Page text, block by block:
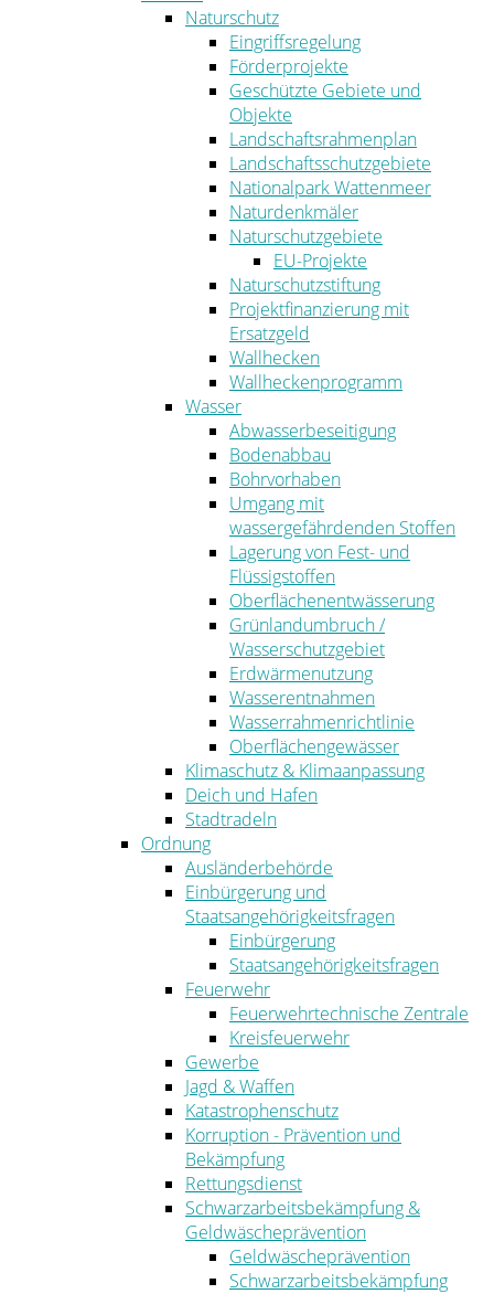
Naturschutz
Eingriffsregelung
Förderprojekte
Geschützte Gebiete und
Objekte
Landschaftsrahmenplan
Landschaftsschutzgebiete
Nationalpark Wattenmeer
Naturdenkmäler
Naturschutzgebiete
EU-Projekte
Naturschutzstiftung
Projektfinanzierung mit
Ersatzgeld
Wallhecken
Wallheckenprogramm
Wasser
Abwasserbeseitigung
Bodenabbau
Bohrvorhaben
Umgang mit
wassergefährdenden Stoffen
Lagerung von Fest- und
Flüssigstoffen
Oberflächenentwässerung
Grünlandumbruch /
Wasserschutzgebiet
Erdwärmenutzung
Wasserentnahmen
Wasserrahmenrichtlinie
Oberflächengewässer
Klimaschutz & Klimaanpassung
Deich und Hafen
Stadtradeln
Ordnung
Ausländerbehörde
Einbürgerung und
Staatsangehörigkeitsfragen
Einbürgerung
Staatsangehörigkeitsfragen
Feuerwehr
Feuerwehrtechnische Zentrale
Kreisfeuerwehr
Gewerbe
Jagd & Waffen
Katastrophenschutz
Korruption - Prävention und
Bekämpfung
Rettungsdienst
Schwarzarbeitsbekämpfung &
Geldwäscheprävention
Geldwäscheprävention
Schwarzarbeitsbekämpfung